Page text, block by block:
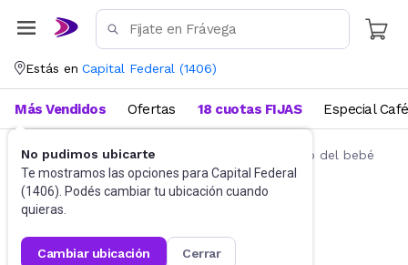
Estás en Capital Federal (1406)
No pudimos ubicarte
Te mostramos las opciones para Capital Federal
(1406). Podés cambiar tu ubicación cuando
quieras.
cambiar ubicación cerrar
Más Vendidos Ofertas 18 cuotas FIJAS Especial Café
Salud y cuidado del bebé Higiene y cuidado del bebé